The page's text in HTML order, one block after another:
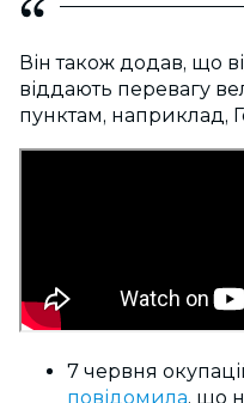
Він також додав, що
віддають перевагу
пунктам, наприклад,
7 червня
повідомила, що